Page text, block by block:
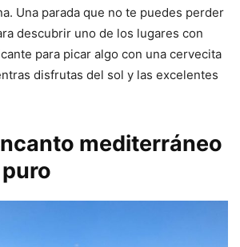
Una parada que no te puedes perder
descubrir uno de los lugares con
para picar algo con una cervecita
disfrutas del sol y las excelentes
mediterráneo